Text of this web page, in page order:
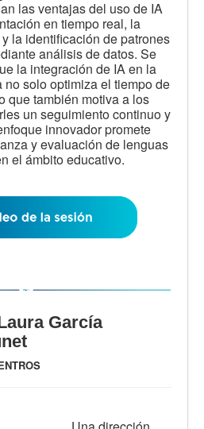
las ventajas del uso de IA
en tiempo real, la
la identificación de patrones
análisis de datos. Se
la integración de IA en la
solo optimiza el tiempo de
que también motiva a los
un seguimiento continuo y
innovador promete
y evaluación de lenguas
el ámbito educativo.
García